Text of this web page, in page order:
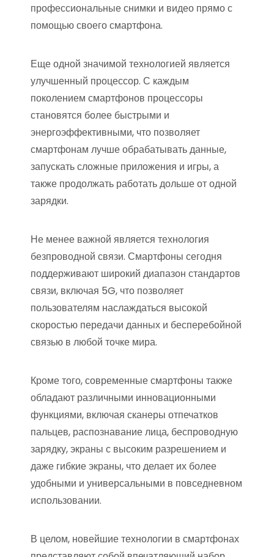
профессиональные снимки и видео прямо с
помощью своего смартфона.
Еще одной значимой технологией является
улучшенный процессор. С каждым
поколением смартфонов процессоры
становятся более быстрыми и
энергоэффективными, что позволяет
смартфонам лучше обрабатывать данные,
запускать сложные приложения и игры, а
также продолжать работать дольше от одной
зарядки.
Не менее важной является технология
безпроводной связи. Смартфоны сегодня
поддерживают широкий диапазон стандартов
связи, включая 5G, что позволяет
пользователям наслаждаться высокой
скоростью передачи данных и бесперебойной
связью в любой точке мира.
Кроме того, современные смартфоны также
обладают различными инновационными
функциями, включая сканеры отпечатков
пальцев, распознавание лица, беспроводную
зарядку, экраны с высоким разрешением и
даже гибкие экраны, что делает их более
удобными и универсальными в повседневном
использовании.
В целом, новейшие технологии в смартфонах